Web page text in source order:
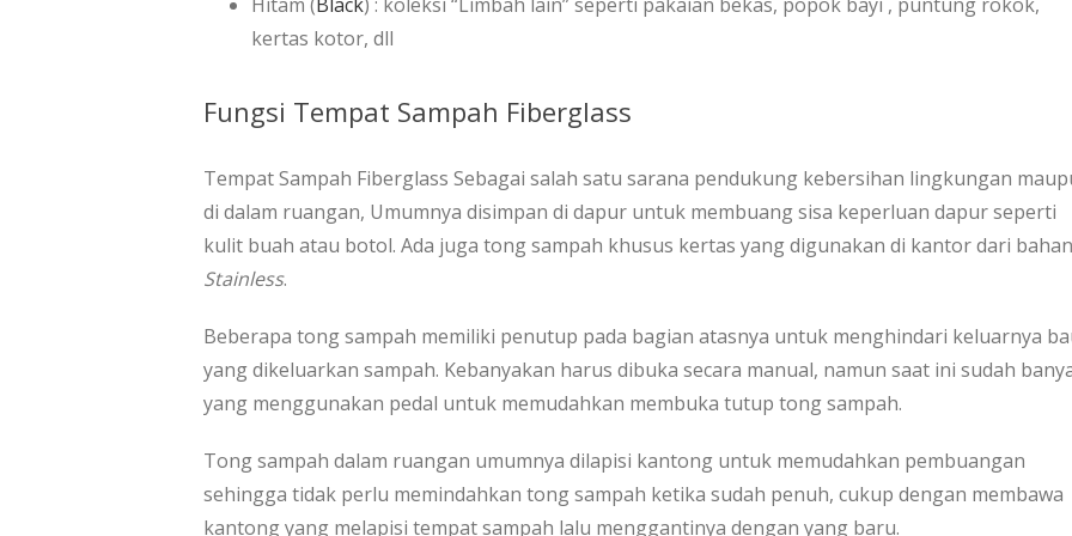
kertas kotor, dll
Fungsi Tempat Sampah Fiberglass
Tempat Sampah Fiberglass Sebagai salah satu sarana pendukung kebersihan lingkungan
di dalam ruangan, Umumnya disimpan di dapur untuk membuang sisa keperluan dapur seperti
kulit buah atau botol. Ada juga tong sampah khusus kertas yang digunakan di kantor dari bahan
Stainless.
Beberapa tong sampah memiliki penutup pada bagian atasnya untuk menghindari keluarnya
yang dikeluarkan sampah. Kebanyakan harus dibuka secara manual, namun saat ini sudah
yang menggunakan pedal untuk memudahkan membuka tutup tong sampah.
Tong sampah dalam ruangan umumnya dilapisi kantong untuk memudahkan pembuangan
sehingga tidak perlu memindahkan tong sampah ketika sudah penuh, cukup dengan membawa
kantong yang melapisi tempat sampah lalu menggantinya dengan yang baru.